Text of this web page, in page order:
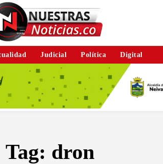
Judicial Política Digital
Tag: dron